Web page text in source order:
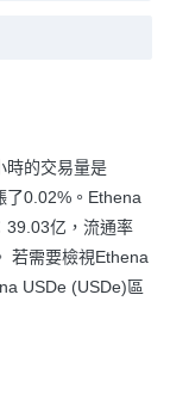
時的交易量是
了0.02% 。Ethena
39.03亿，流通率
若需要檢視Ethena
USDe (USDe)區